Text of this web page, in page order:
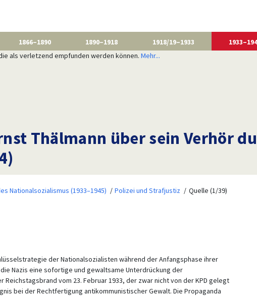
1866–1890 1890–1918 1918/19–1933
als verletzend empfunden werden können. Mehr...
Thälmann über sein Verhör
Nationalsozialismus (1933–1945) Polizei und Strafjustiz Quelle (1/39)
der Nationalsozialisten während der Anfangsphase ihrer
Nazis eine sofortige und gewaltsame Unterdrückung der
Reichstagsbrand vom 23. Februar 1933, der zwar nicht von der KPD gelegt
bei der Rechtfertigung antikommunistischer Gewalt. Die Propaganda